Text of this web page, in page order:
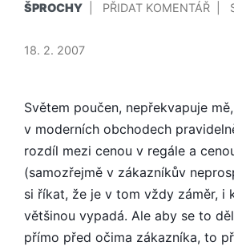
V
ŠPROCHY PŘIDAT KOMENTÁŘNA
18. 2. 2007
Světem poučen, nepřek­vapuje
v moderních obchodech
rozdíl mezi cenou v regále a
(samozřejmě v zákazníkův
si říkat, že je v tom vždy záměr, i
většinou vypadá. Ale aby se to
přímo před očima zákazníka, to